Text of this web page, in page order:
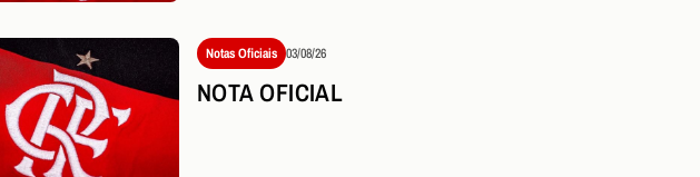
Notas Oficiais 03/08/26
NOTA OFICIAL